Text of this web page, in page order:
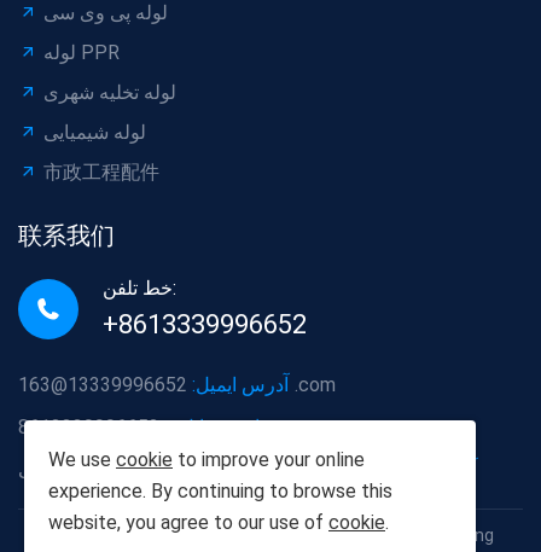
لوله پی وی سی
لوله PPR
لوله تخلیه شهری
لوله شیمیایی
市政工程配件
联系我们
خط تلفن:
+8613339996652
آدرس ایمیل: 13339996652@163.com
شماره موبایل:+8613339996652
آدرس شرکت:منطقه هونگشان ، شهر ووهان ، استان هوبی
کپی رایت © 2012-2025 Wuhan Populus euphratica Building
We use cookie to improve your online
experience. By continuing to browse this
website, you agree to our use of cookie.